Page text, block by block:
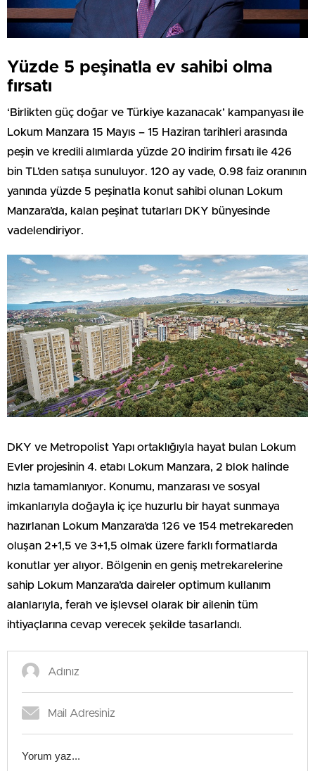
Yüzde 5 peşinatla ev sahibi olma
fırsatı
‘Birlikten güç doğar ve Türkiye kazanacak’ kampanyası ile
Lokum Manzara 15 Mayıs – 15 Haziran tarihleri arasında
peşin ve kredili alımlarda yüzde 20 indirim fırsatı ile 426
bin TL’den satışa sunuluyor. 120 ay vade, 0.98 faiz oranının
yanında yüzde 5 peşinatla konut sahibi olunan Lokum
Manzara’da, kalan peşinat tutarları DKY bünyesinde
vadelendiriyor.
DKY ve Metropolist Yapı ortaklığıyla hayat bulan Lokum
Evler projesinin 4. etabı Lokum Manzara, 2 blok halinde
hızla tamamlanıyor. Konumu, manzarası ve sosyal
imkanlarıyla doğayla iç içe huzurlu bir hayat sunmaya
hazırlanan Lokum Manzara’da 126 ve 154 metrekareden
oluşan 2+1,5 ve 3+1,5 olmak üzere farklı formatlarda
konutlar yer alıyor. Bölgenin en geniş metrekarelerine
sahip Lokum Manzara’da daireler optimum kullanım
alanlarıyla, ferah ve işlevsel olarak bir ailenin tüm
ihtiyaçlarına cevap verecek şekilde tasarlandı.